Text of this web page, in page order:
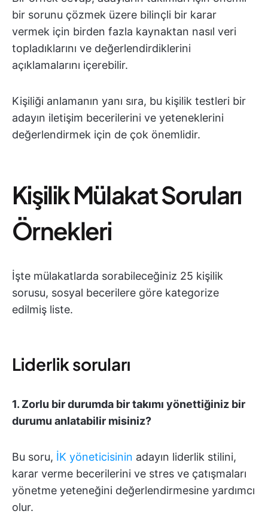
bir sorunu çözmek üzere bilinçli bir karar
vermek için birden fazla kaynaktan nasıl veri
topladıklarını ve değerlendirdiklerini
açıklamalarını içerebilir.
Kişiliği anlamanın yanı sıra, bu kişilik testleri bir
adayın iletişim becerilerini ve yeteneklerini
değerlendirmek için de çok önemlidir.
Kişilik Mülakat Soruları
Örnekleri
İşte mülakatlarda sorabileceğiniz 25 kişilik
sorusu, sosyal becerilere göre kategorize
edilmiş liste.
Liderlik soruları
1. Zorlu bir durumda bir takımı yönettiğiniz bir
durumu anlatabilir misiniz?
Bu soru, İK yöneticisinin adayın liderlik stilini,
karar verme becerilerini ve stres ve çatışmaları
yönetme yeteneğini değerlendirmesine yardımcı
olur.